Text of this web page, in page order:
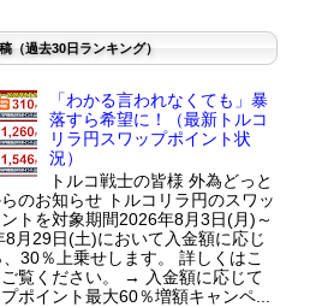
（過去30日ランキング）
「わかる言われなくても」暴
落すら希望に！（最新トルコ
リラ円スワップポイント状
況）
トルコ戦士の皆様 外為どっと
のお知らせ トルコリラ円のスワッ
トを対象期間2026年8月3日(月)～
8月29日(土)において入金額に応じ
30％上乗せします。 詳しくはこ
覧ください。 → 入金額に応じて
ポイント最大60％増額キャンペ...